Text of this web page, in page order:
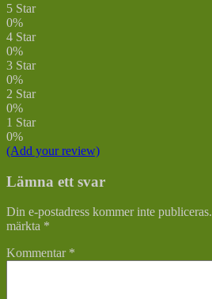
5 Star
0%
4 Star
0%
3 Star
0%
2 Star
0%
1 Star
0%
(Add your review)
Lämna ett svar
Din e-postadress kommer inte publiceras.
märkta *
Kommentar *